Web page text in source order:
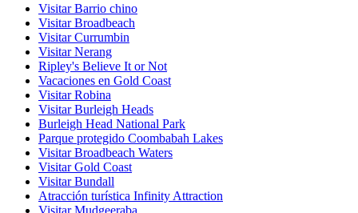
Visitar Barrio chino
Visitar Broadbeach
Visitar Currumbin
Visitar Nerang
Ripley's Believe It or Not
Vacaciones en Gold Coast
Visitar Robina
Visitar Burleigh Heads
Burleigh Head National Park
Parque protegido Coombabah Lakes
Visitar Broadbeach Waters
Visitar Gold Coast
Visitar Bundall
Atracción turística Infinity Attraction
Visitar Mudgeeraba